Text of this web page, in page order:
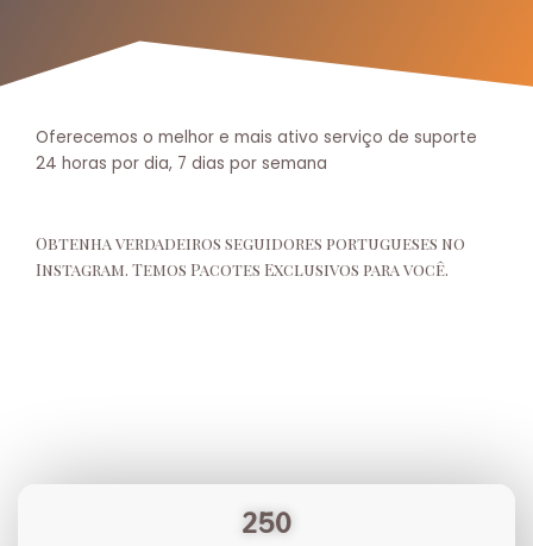
Oferecemos o melhor e mais ativo serviço de suporte
24 horas por dia, 7 dias por semana
Obtenha verdadeiros seguidores portugueses no
Instagram. Temos Pacotes Exclusivos para você.
250